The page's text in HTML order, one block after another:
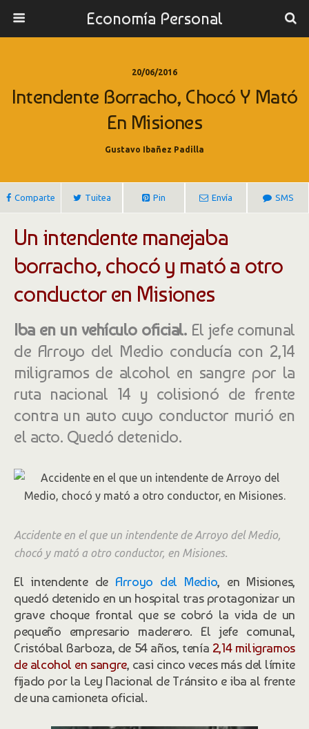
Economía Personal
20/06/2016
Intendente Borracho, Chocó Y Mató
En Misiones
Gustavo Ibañez Padilla
Comparte Tuitea Pin Envía SMS
Un intendente manejaba
borracho, chocó y mató a otro
conductor en Misiones
Iba en un vehículo oficial. El jefe comunal
de Arroyo del Medio conducía con 2,14
miligramos de alcohol en sangre por la
ruta nacional 14 y colisionó de frente
contra un auto cuyo conductor murió en
el acto. Quedó detenido.
Accidente en el que un intendente de Arroyo del Medio,
chocó y mató a otro conductor, en Misiones.
El intendente de Arroyo del Medio, en Misiones,
quedó detenido en un hospital tras protagonizar un
grave choque frontal que se cobró la vida de un
pequeño empresario maderero. El jefe comunal,
Cristóbal Barboza, de 54 años, tenía 2,14 miligramos
de alcohol en sangre, casi cinco veces más del límite
fijado por la Ley Nacional de Tránsito e iba al frente
de una camioneta oficial.